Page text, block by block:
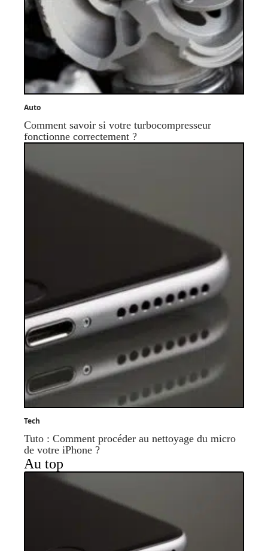
Auto
Comment savoir si votre turbocompresseur
fonctionne correctement ?
Tech
Tuto : Comment procéder au nettoyage du micro
de votre iPhone ?
Au top